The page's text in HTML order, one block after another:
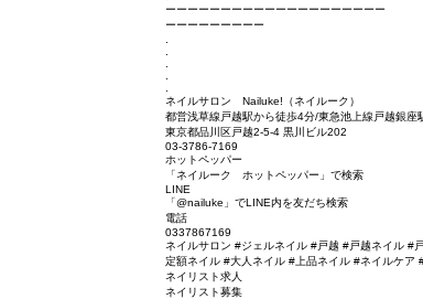
ーーーーーーーーーーーーーーーーーーーー
ーーーーーーーーー
ネイルサロン Nailuke!（ネイルーク）
都営浅草線戸越駅から徒歩4分/東急池上線戸越銀
東京都品川区戸越2-5-4 黒川ビル202
03-3786-7169
ホットペッパー
「ネイルーク ホットペッパー」で検索
LINE
「@nailuke」でLINE内を友だち検索
電話
0337867169
ネイルサロン #ジェルネイル #戸越 #戸越ネイル #
定額ネイル #大人ネイル #上品ネイル #ネイルケ
ネイリスト求人
ネイリスト募集